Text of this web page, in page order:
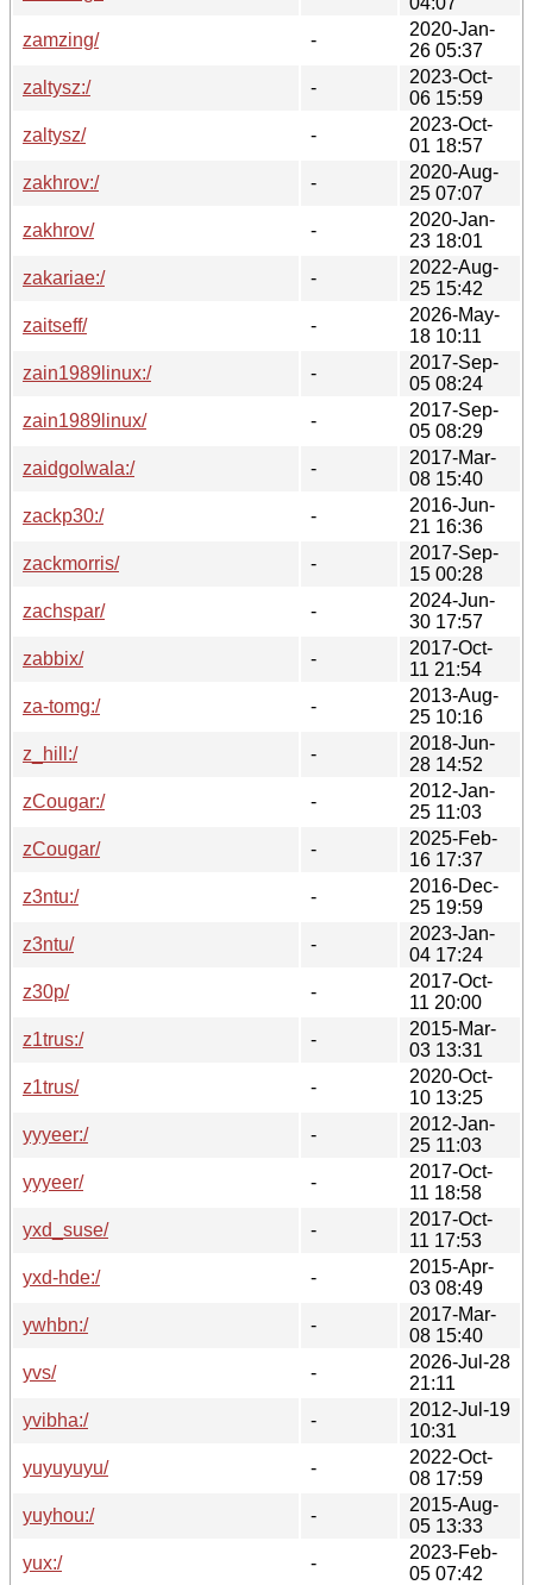
zamzing/
-
2020-Jan-
26 05:37
zaltysz:/
-
2023-Oct-
06 15:59
zaltysz/
-
2023-Oct-
01 18:57
zakhrov:/
-
2020-Aug-
25 07:07
zakhrov/
-
2020-Jan-
23 18:01
zakariae:/
-
2022-Aug-
25 15:42
zaitseff/
-
2026-May-
18 10:11
zain1989linux:/
-
2017-Sep-
05 08:24
zain1989linux/
-
2017-Sep-
05 08:29
zaidgolwala:/
-
2017-Mar-
08 15:40
zackp30:/
-
2016-Jun-
21 16:36
zackmorris/
-
2017-Sep-
15 00:28
zachspar/
-
2024-Jun-
30 17:57
zabbix/
-
2017-Oct-
11 21:54
za-tomg:/
-
2013-Aug-
25 10:16
z_hill:/
-
2018-Jun-
28 14:52
zCougar:/
-
2012-Jan-
25 11:03
zCougar/
-
2025-Feb-
16 17:37
z3ntu:/
-
2016-Dec-
25 19:59
z3ntu/
-
2023-Jan-
04 17:24
z30p/
-
2017-Oct-
11 20:00
z1trus:/
-
2015-Mar-
03 13:31
z1trus/
-
2020-Oct-
10 13:25
yyyeer:/
-
2012-Jan-
25 11:03
yyyeer/
-
2017-Oct-
11 18:58
yxd_suse/
-
2017-Oct-
11 17:53
yxd-hde:/
-
2015-Apr-
03 08:49
ywhbn:/
-
2017-Mar-
08 15:40
yvs/
-
2026-Jul-28
21:11
yvibha:/
-
2012-Jul-19
10:31
yuyuyuyu/
-
2022-Oct-
08 17:59
yuyhou:/
-
2015-Aug-
05 13:33
yux:/
-
2023-Feb-
05 07:42